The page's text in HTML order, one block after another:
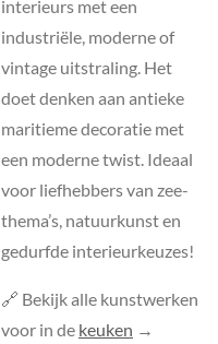
interieurs met een
industriële, moderne of
vintage uitstraling. Het
doet denken aan antieke
maritieme decoratie met
een moderne twist. Ideaal
voor liefhebbers van zee-
thema’s, natuurkunst en
gedurfde interieurkeuzes!
🔗 Bekijk alle kunstwerken
voor in de keuken →